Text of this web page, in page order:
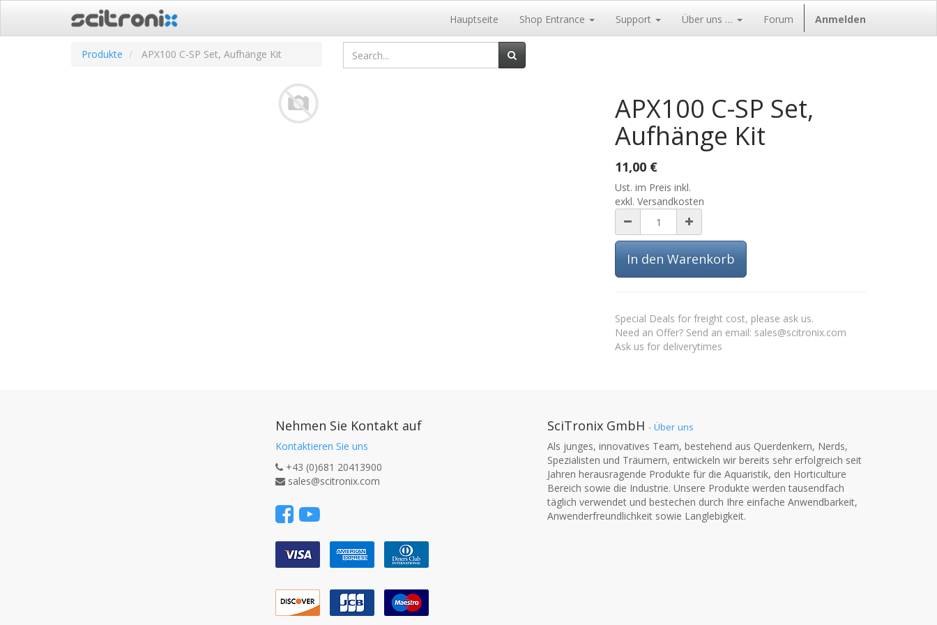
Hauptseite Shop Entrance Support Über uns … Forum Anmelden
Produkte APX100 C-SP Set, Aufhänge Kit
APX100 C-SP Set,
Aufhänge Kit
11,00 €
Ust. im Preis inkl.
exkl. Versandkosten
In den Warenkorb
Special Deals for freight cost, please ask us.
Need an Offer? Send an email: sales@scitronix.com
Ask us for deliverytimes
Nehmen Sie Kontakt auf
Kontaktieren Sie uns
+43 (0)681 20413900
sales@scitronix.com
SciTronix GmbH - Über uns
Als junges, innovatives Team, bestehend aus Querdenkern, Nerds,
Spezialisten und Träumern, entwickeln wir bereits sehr erfolgreich seit
Jahren herausragende Produkte für die Aquaristik, den Horticulture
Bereich sowie die Industrie. Unsere Produkte werden tausendfach
täglich verwendet und bestechen durch Ihre einfache Anwendbarkeit,
Anwenderfreundlichkeit sowie Langlebigkeit.